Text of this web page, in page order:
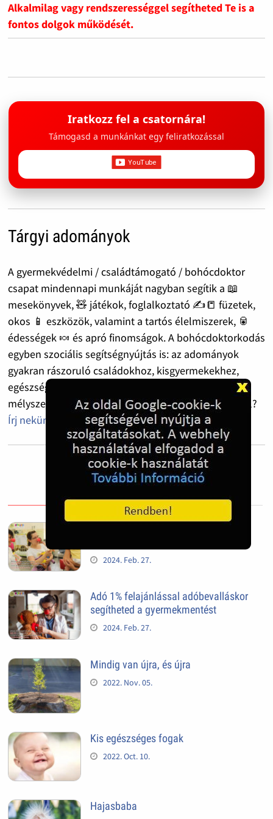
Alkalmilag vagy rendszerességgel segítheted Te is a
fontos dolgok működését.
Iratkozz fel a csatornára!
Támogasd a munkánkat egy feliratkozással
Tárgyi adományok
A gyermekvédelmi / családtámogató / bohócdoktor
csapat mindennapi munkáját nagyban segítik a 📖
mesekönyvek, 🧸 játékok, foglalkoztató ✍️📒 füzetek,
okos 📱 eszközök, valamint a tartós élelmiszerek, 🥫
édességek 🍬 és apró finomságok. A bohócdoktorkodás
egyben szociális segítségnyújtás is: az adományok
gyakran rászoruló családokhoz, kisgyermekekhez,
egészségügyi dolgozókhoz, sőt olykor
mélyszegénységben élőkhöz is eljutnak. 🤍 Segítenél?
Írj nekünk!
2024. Feb. 27.
Adó 1% felajánlással adóbevalláskor
segítheted a gyermekmentést
2024. Feb. 27.
Mindig van újra, és újra
2022. Nov. 05.
Kis egészséges fogak
2022. Oct. 10.
Hajasbaba